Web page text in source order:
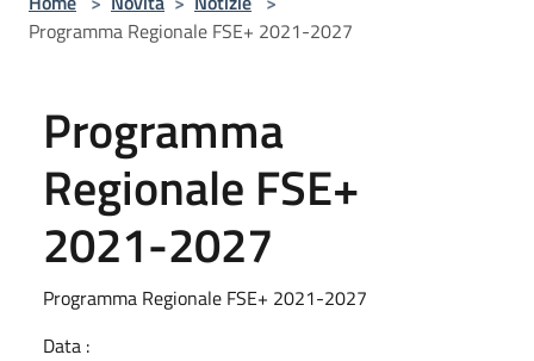
Programma Regionale FSE+ 2021-2027
Programma
Regionale FSE+
2021-2027
Programma Regionale FSE+ 2021-2027
Data :